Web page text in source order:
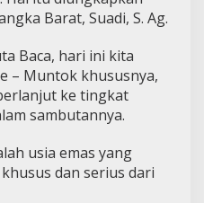
Barat, Suadi, S. Ag.
Baca, hari ini kita
– Muntok khususnya,
ke tingkat
sambutannya.
usia emas yang
dan serius dari